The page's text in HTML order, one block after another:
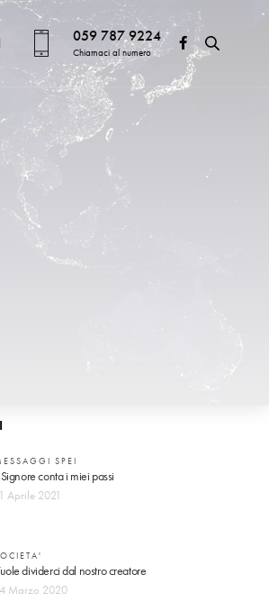
059 787 9224
Chiamaci al numero
SPEI
conta i miei passi
Aprile 2021
dividerci dal nostro creatore
Marzo 2020